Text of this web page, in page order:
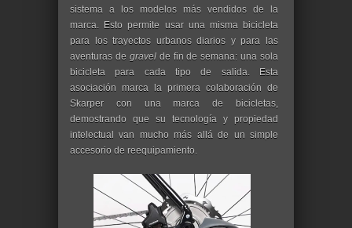
sistema a los modelos más vendidos de la
marca. Esto permite usar una misma bicicleta
para los trayectos urbanos diarios y para las
aventuras de gravelde fin de semana: una sola
bicicleta para cada tipo de salida. Esta
asociación marca la primera colaboración de
Skarper con una marca de bicicletas,
demostrando que su tecnología y propiedad
intelectual van mucho más allá de un simple
accesorio de reequipamiento.